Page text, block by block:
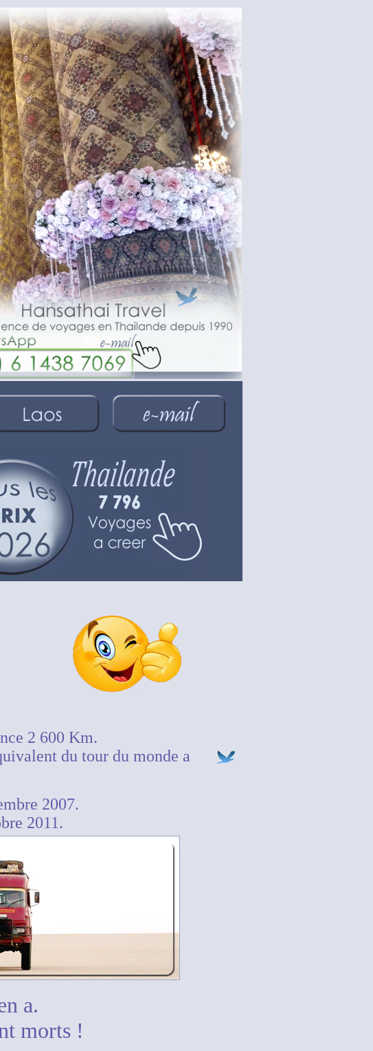
2 600 Km.
du tour du monde a
2007.
2011.
a.
morts !